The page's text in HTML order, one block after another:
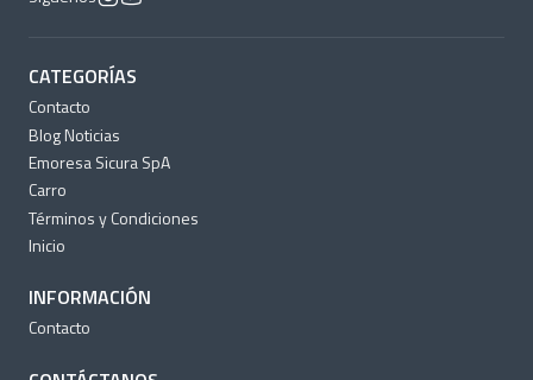
CATEGORÍAS
Contacto
Blog Noticias
Emoresa Sicura SpA
Carro
Términos y Condiciones
Inicio
INFORMACIÓN
Contacto